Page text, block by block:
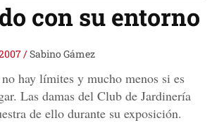
con su entorno
/Sabino Gámez
hay límites y mucho menos si es
Las damas del Club de Jardinería
de ello durante su exposición.